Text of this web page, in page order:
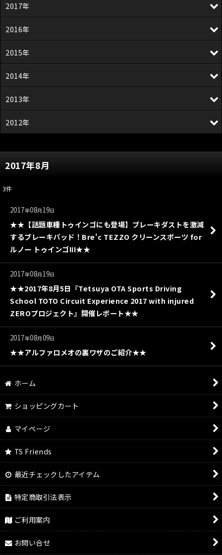
2017年8月
3件
2017年08月 19日
★★【話題車種トゥインゴにも登場】ブレーキダストを激減
するブレーキパッド！Bre'c TEZZO クリーンスポーツ for
ルノー トゥインゴIII★★
2017年08月 19日
★★2017年8月5日『Tetsuya OTA Sports Driving
School TOTO Circuit Experience 2017 with injured
ZEROプロジェクト』開催レポート★★
2017年08月09日
★★アルファロメオの裏ワザのご紹介★★
2017年
2016年
2015年
2014年
2013年
2012年
ホーム
ショッピングカート
マイページ
TS Friends
最近チェックしたアイテム
特定商取引法表示
ご利用案内
お問い合せ